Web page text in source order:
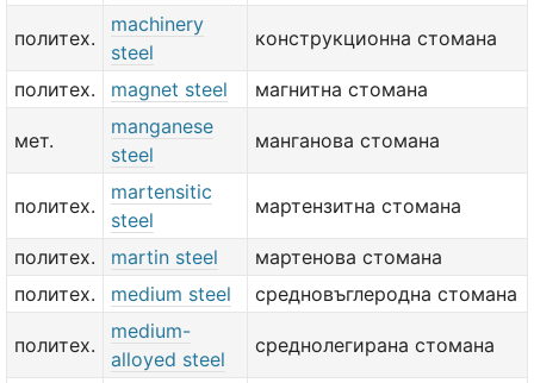
политех.
machinery
steel
конструкционна стомана
политех. magnet steel магнитна стомана
мет.
manganese
steel
манганова стомана
политех.
martensitic
steel
мартензитна стомана
политех. martin steel
мартенова стомана
политех.
medium steel средновъглеродна стомана
политех.
medium-
alloyed steel
среднолегирана стомана